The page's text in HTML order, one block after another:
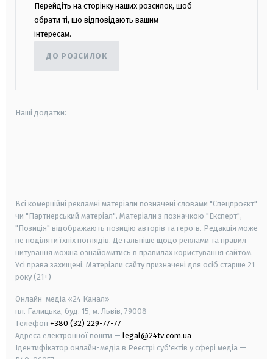
Перейдіть на сторінку наших розсилок, щоб
обрати ті, що відповідають вашим
інтересам.
ДО РОЗСИЛОК
Наші додатки:
Всі комерційні рекламні матеріали позначені словами "Спецпроєкт"
чи "Партнерський матеріал". Матеріали з позначкою "Експерт",
"Позиція" відображають позицію авторів та героїв. Редакція може
не поділяти їхніх поглядів. Детальніше щодо реклами та правил
цитування можна ознайомитись в правилах користування сайтом.
Усі права захищені. Матеріали сайту призначені для осіб старше 21
року (21+)
Онлайн-медіа «24 Канал»
пл. Галицька, буд. 15, м. Львів, 79008
Телефон +380 (32) 229-77-77
Адреса електронної пошти — legal@24tv.com.ua
Ідентифікатор онлайн-медіа в Реєстрі суб'єктів у сфері медіа —